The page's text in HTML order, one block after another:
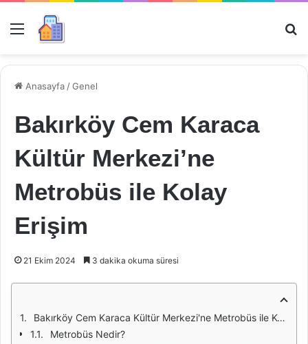
Menü
Anasayfa /Genel
Bakırköy Cem Karaca
Kültür Merkezi’ne
Metrobüs ile Kolay
Erişim
21 Ekim 2024 3 dakika okuma süresi
Bakırköy Cem Karaca Kültür Merkezi'ne Metrobüs ile Kolay Erişim
Metrobüs Nedir?